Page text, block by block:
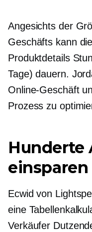
Angesichts der
Geschäfts kann
Produktdetails
Tage) dauern.
Online-Geschäft
Prozess zu
Hunderte
einsparen
Ecwid von
eine
Verkäufer